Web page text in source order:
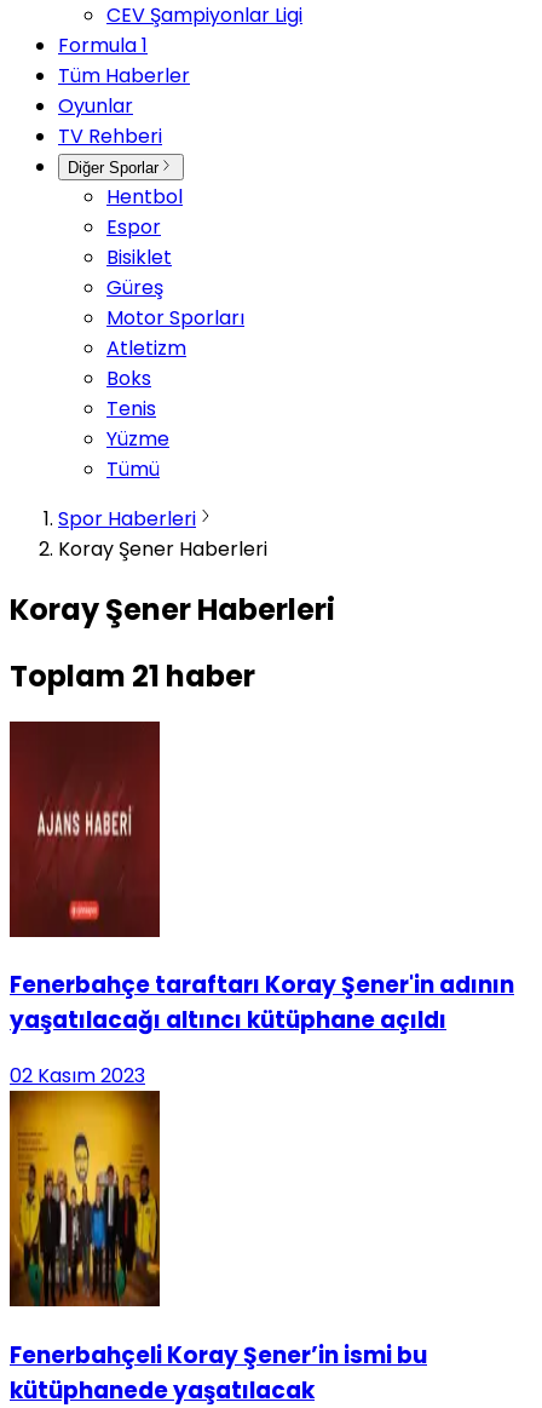
CEV Şampiyonlar Ligi
Formula 1
Tüm Haberler
Oyunlar
TV Rehberi
Diğer Sporlar
Hentbol
Espor
Bisiklet
Güreş
Motor Sporları
Atletizm
Boks
Tenis
Yüzme
Tümü
Spor Haberleri
Koray Şener Haberleri
Koray Şener Haberleri
Toplam 21 haber
Fenerbahçe taraftarı Koray Şener'in adının
yaşatılacağı altıncı kütüphane açıldı
02 Kasım 2023
Fenerbahçeli Koray Şener’in ismi bu
kütüphanede yaşatılacak